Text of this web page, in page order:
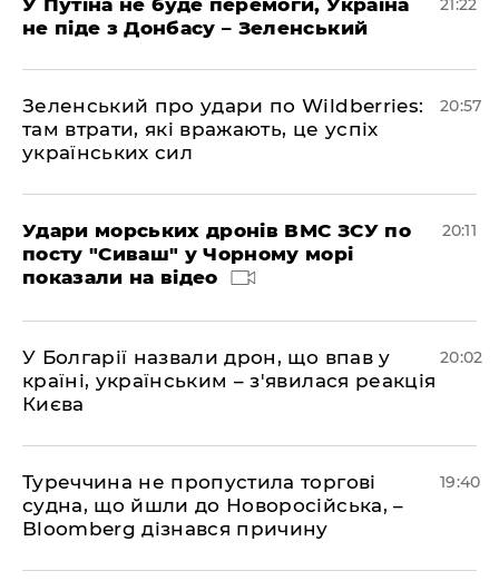
У Путіна не буде перемоги, Україна
не піде з Донбасу – Зеленський
21:22
Зеленський про удари по Wildberries:
там втрати, які вражають, це успіх
українських сил
20:57
Удари морських дронів ВМС ЗСУ по
посту "Сиваш" у Чорному морі
показали на відео
20:11
У Болгарії назвали дрон, що впав у
країні, українським – з'явилася реакція
Києва
20:02
Туреччина не пропустила торгові
судна, що йшли до Новоросійська, –
Bloomberg дізнався причину
19:40